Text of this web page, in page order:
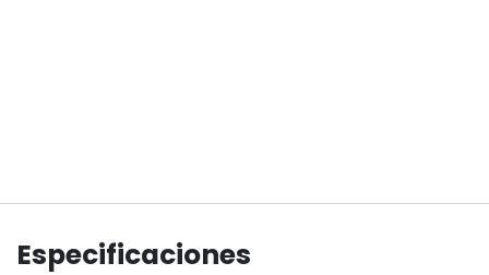
Especificaciones